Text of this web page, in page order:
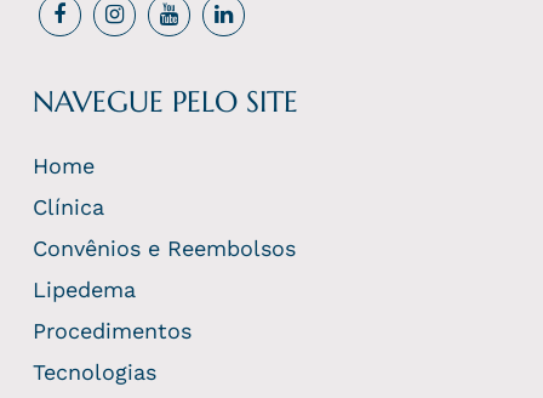
NAVEGUE PELO SITE
Home
Clínica
Convênios e Reembolsos
Lipedema
Procedimentos
Tecnologias